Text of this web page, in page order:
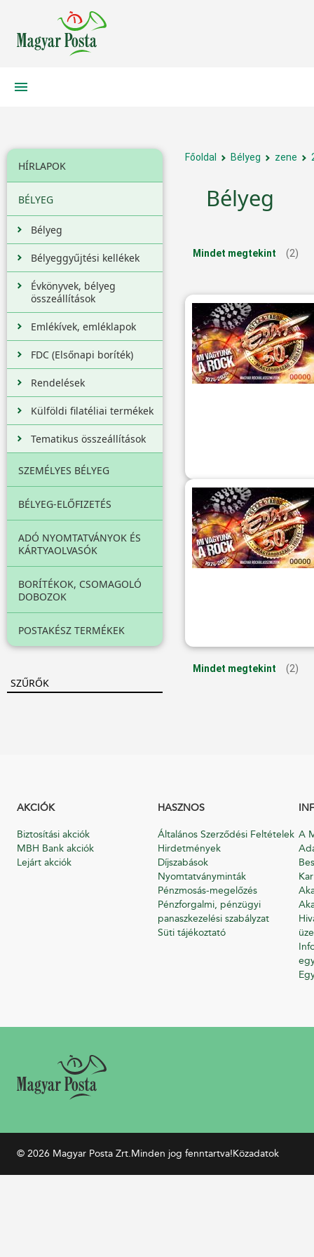
HÍRLAPOK
BÉLYEG
Bélyeg
Bélyeggyűjtési kellékek
Évkönyvek, bélyeg
összeállítások
Emlékívek, emléklapok
FDC (Elsőnapi boríték)
Rendelések
Külföldi filatéliai termékek
Tematikus összeállítások
SZEMÉLYES BÉLYEG
BÉLYEG-ELŐFIZETÉS
ADÓ NYOMTATVÁNYOK ÉS
KÁRTYAOLVASÓK
BORÍTÉKOK, CSOMAGOLÓ
DOBOZOK
POSTAKÉSZ TERMÉKEK
SZŰRŐK
Főoldal Bélyeg zene
Bélyeg
Mindet megtekint (2)
Mindet megtekint (2)
AKCIÓK
Biztosítási akciók
MBH Bank akciók
Lejárt akciók
HASZNOS
Általános Szerződési Feltételek
Hirdetmények
Díjszabások
Nyomtatványminták
Pénzmosás-megelőzés
Pénzforgalmi, pénzügyi
panaszkezelési szabályzat
Süti tájékoztató
A
© 2026 Magyar Posta Zrt.Minden jog fenntartva!Közadatok